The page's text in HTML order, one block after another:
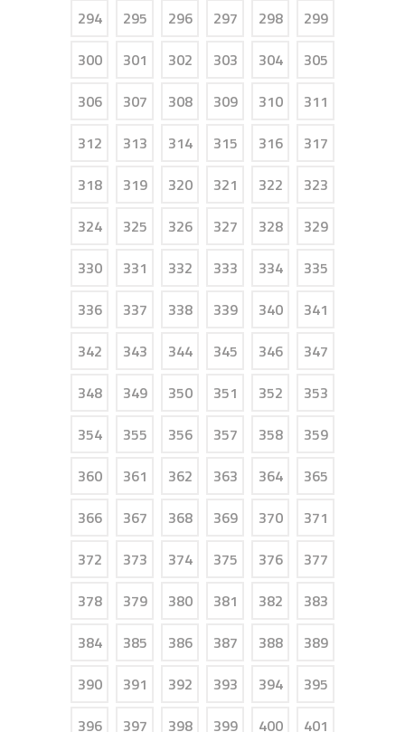
294
295 296 297 298
299
300
301 302 303 304
305
306
307 308 309 310
311
312
313 314 315 316
317
318
319 320 321 322
323
324
325 326 327 328
329
330
331 332 333 334
335
336
337 338 339 340
341
342
343 344 345 346
347
348
349 350 351 352
353
354
355 356 357 358
359
360
361 362 363 364
365
366
367 368 369 370
371
372
373 374 375 376
377
378
379 380 381 382
383
384
385 386 387 388
389
390
391 392 393 394
395
396
397 398 399 400 401